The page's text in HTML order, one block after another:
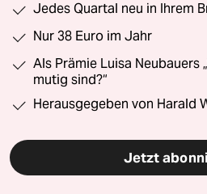
Jedes Quartal neu in Ihrem
Nur 38 Euro im Jahr
Als Prämie Luisa Neubauers
mutig sind?“
Herausgegeben von Harald
Jetzt